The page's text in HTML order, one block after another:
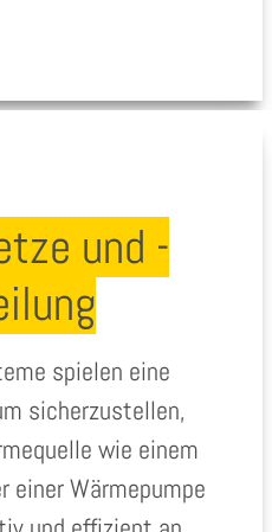
und -
spielen eine
sicherzustellen,
wie einem
einer Wärmepumpe